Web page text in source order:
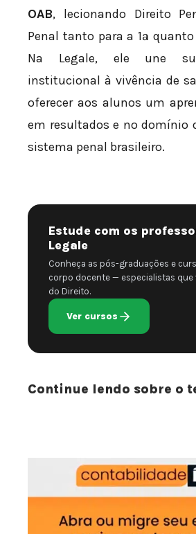
OAB, lecionando Direito
Penal tanto para a 1ª
Na Legale, ele une
institucional à vivência de
oferecer aos alunos um
em resultados e no domínio
sistema penal brasileiro.
Estude com os
Legale
Conheça as pós-graduações e
corpo docente — especialistas que
do Direito.
Ver cursos
Continue lendo sobre o